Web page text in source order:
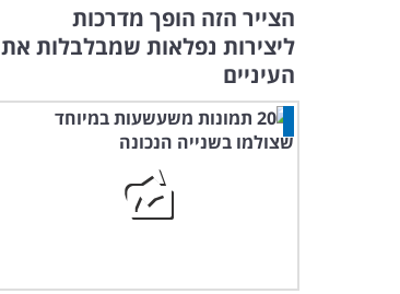
הצייר הזה הופך מדרכות
ליצירות נפלאות שמבלבלות את
העיניים